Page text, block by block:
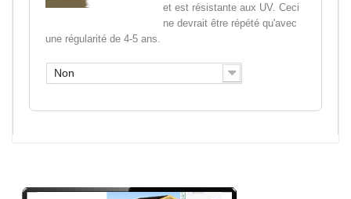
et est résistante aux UV. Ceci
ne devrait être répété qu'avec
une régularité de 4-5 ans.
Non